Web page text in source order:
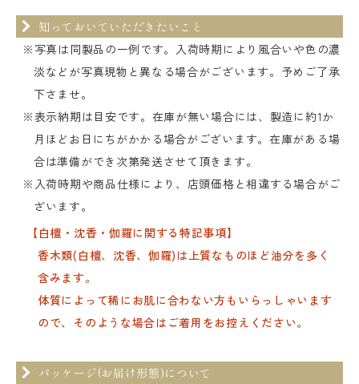
知っておいていただきたいこと
※写真は同製品の一例です。入荷時期により風合いや色の濃
淡などが写真現物と異なる場合がございます。予めご了承
下さませ。
※表示納期は目安です。在庫が無い場合には、製造に約1か
月ほどお日にちがかかる場合がございます。在庫がある場
合は準備ができ次第発送させて頂きます。
※入荷時期や商品仕様により、店頭価格と相違する場合がご
ざいます。
【白檀・沈香・伽羅に関する特記事項】
香木類(白檀、沈香、伽羅)は上質なものほど油分を多く
含みます。
体質によって稀にお肌に合わない方もいらっしゃいます
ので、そのような場合はご着用をお控えください。
パッケージ(お届け形態)について